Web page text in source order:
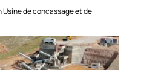
Usine de concassage et de